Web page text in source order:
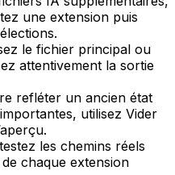
une extension puis
le fichier principal ou
attentivement la sortie
refléter un ancien état
utilisez Vider
les chemins réels
chaque extension